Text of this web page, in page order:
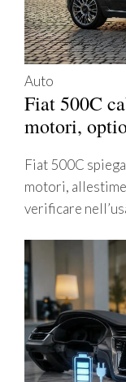
Auto
Fiat 500C
motori,
Fiat 500C
motori,
verificare